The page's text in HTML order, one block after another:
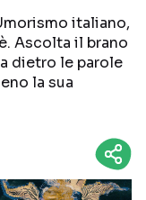
italiano,
Ascolta il brano
dietro le parole
la sua